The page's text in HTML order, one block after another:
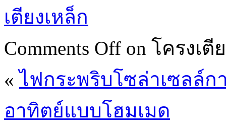
เตียงเหล็ก
Comments Off on โครงเ
«ไฟกระพริบโซล่าเซลล์ก
อาทิตย์แบบโฮมเมด